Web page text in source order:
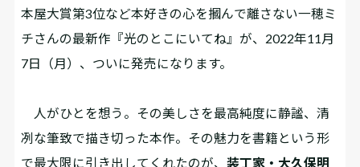
本屋大賞第3位など本好きの心を摑んで離さない一穂ミ
チさんの最新作『光のとこにいてね』が、2022年11月
7日（月）、ついに発売になります。
人がひとを想う――。その美しさを最高純度に静謐、清
冽な筆致で描き切った本作。その魅力を書籍という形
で最大限に引き出してくれたのが、装丁家・大久保明